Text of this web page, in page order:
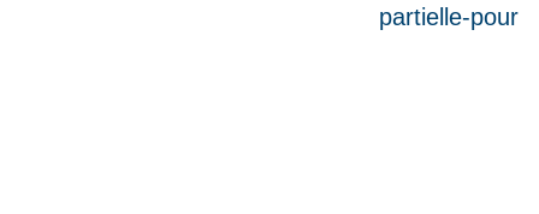
partielle-pour